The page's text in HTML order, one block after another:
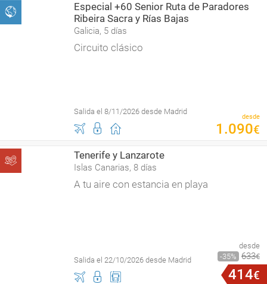
Especial +60 Senior Ruta de Paradores
Ribeira Sacra y Rías Bajas
Galicia, 5 días
Circuito clásico
Salida el 8/11/2026 desde Madrid
desde
1 .090€
Tenerife y Lanzarote
Islas Canarias, 8 días
A tu aire con estancia en playa
Salida el 22/10/2026 desde Madrid
desde
35
633€
414€